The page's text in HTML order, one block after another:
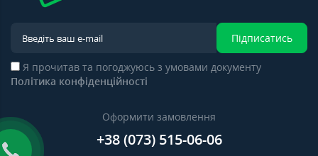
Підписатись
Я прочитав та погоджуюсь з умовами документу
Політика конфіденційності
Оформити замовлення
+38 (073) 515-06-06